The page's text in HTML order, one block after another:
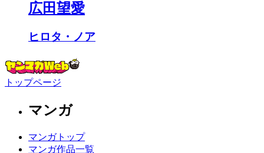
広田望愛
ヒロタ・ノア
トップページ
マンガ
マンガトップ
マンガ作品一覧